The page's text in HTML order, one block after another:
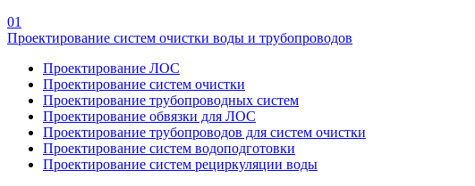
01
Проектирование систем очистки воды и трубопроводов
Проектирование ЛОС
Проектирование систем очистки
Проектирование трубопроводных систем
Проектирование обвязки для ЛОС
Проектирование трубопроводов для систем очистки
Проектирование систем водоподготовки
Проектирование систем рециркуляции воды